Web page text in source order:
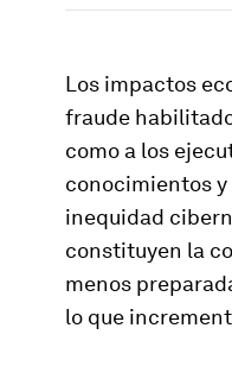
Los impactos
fraude
como a los
conocimientos
inequidad
constituyen la
menos
lo que